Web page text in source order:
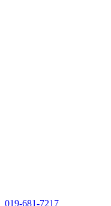
019-681-7217